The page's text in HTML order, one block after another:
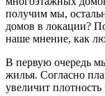
получим мы,
домов в локации?
наше мнение, как
В первую очередь
жилья. Согласно
увеличит